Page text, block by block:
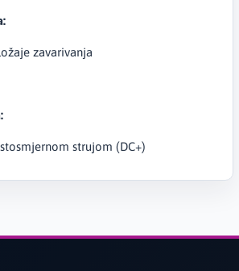
zavarivanja
strujom (DC+)